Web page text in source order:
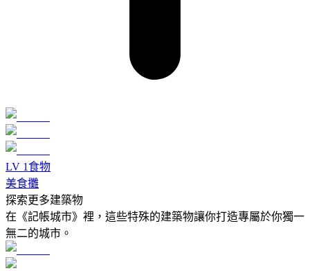
LV 1 食物
美食攤
探索更多建築物
在《記帳城市》裡，這些特殊的建築物讓你打造專屬於你獨一
無二的城市。